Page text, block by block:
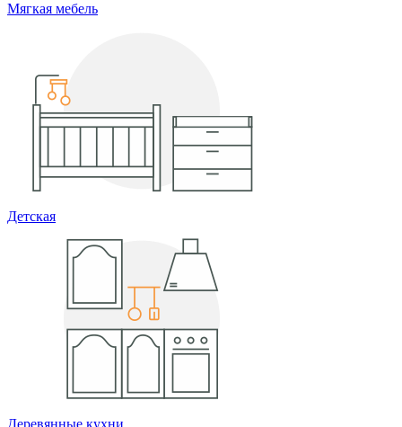
Мягкая мебель
Детская
Деревянные кухни